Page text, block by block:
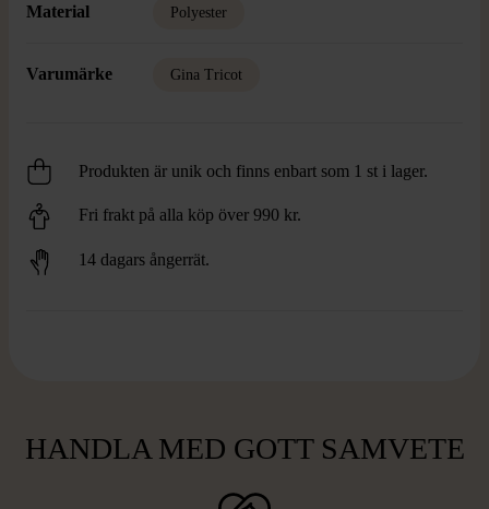
Material Polyester
Varumärke Gina Tricot
Produkten är unik och finns enbart som 1 st i lager.
Fri frakt på alla köp över 990 kr.
14 dagars ångerrät.
HANDLA MED GOTT SAMVETE